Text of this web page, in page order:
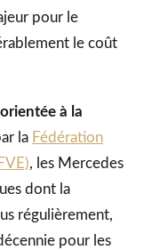
pour le
le coût
à la
la Fédération
, les Mercedes
dont la
régulièrement,
pour les